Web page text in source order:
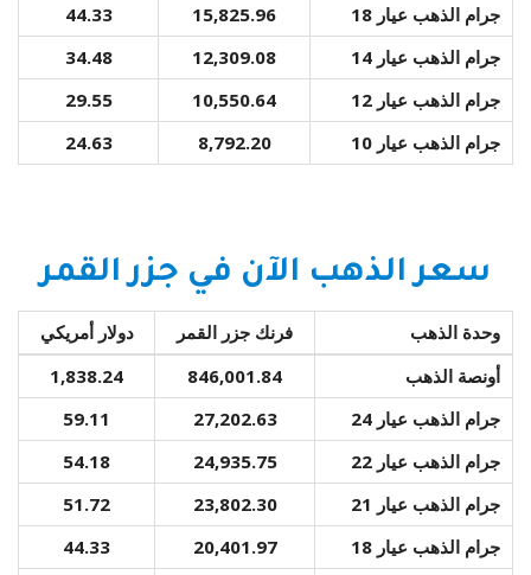
جرام الذهب عيار 18
15,825.96
44.33
جرام الذهب عيار 14
12,309.08
34.48
جرام الذهب عيار 12
10,550.64
29.55
جرام الذهب عيار 10
8,792.20
24.63
سعر الذهب الآن في جزر القمر
وحدة الذهب فرنك جزر القمر
دولار أمريكي
أونصة الذهب
846,001.84
1,838.24
جرام الذهب عيار 24
27,202.63
59.11
جرام الذهب عيار 22
24,935.75
54.18
جرام الذهب عيار 21
23,802.30
51.72
جرام الذهب عيار 18
20,401.97
44.33